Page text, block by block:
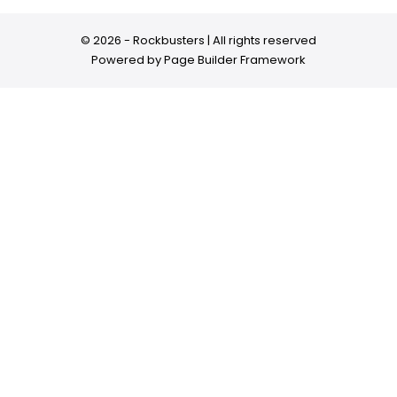
© 2026 - Rockbusters | All rights reserved
Powered byPage Builder Framework